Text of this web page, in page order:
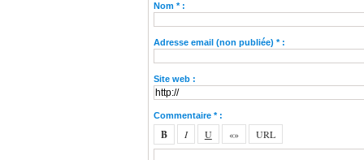
Nom * :
Adresse email (non publiée) * :
Site web :
Commentaire * :